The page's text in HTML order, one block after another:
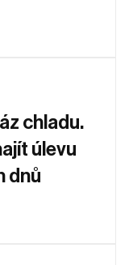
chladu.
úlevu
dnů